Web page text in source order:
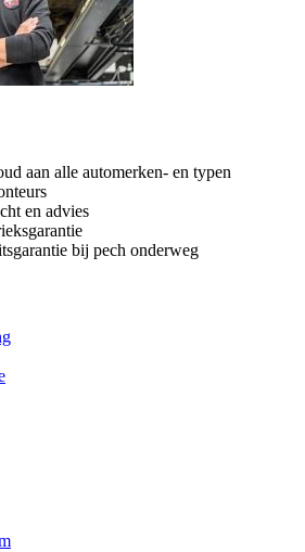
aan alle automerken- en typen
en advies
bij pech onderweg